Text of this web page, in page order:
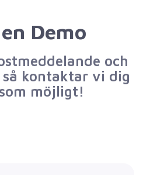
Demo
och
kontaktar vi dig
möjligt!